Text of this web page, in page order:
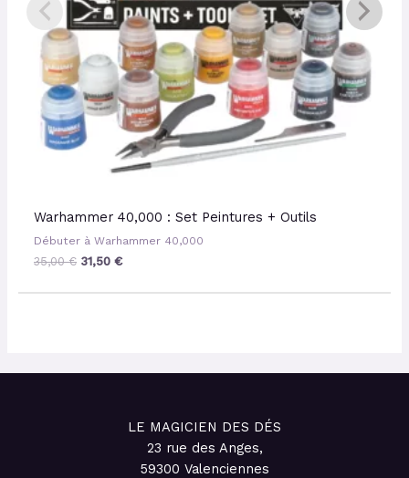
Warhammer 40,000 : Set Peintures + Outils
Débuter à Warhammer 40,000
35,00€ 31,50€
LE MAGICIEN DES DÉS
23 rue des Anges,
59300 Valenciennes